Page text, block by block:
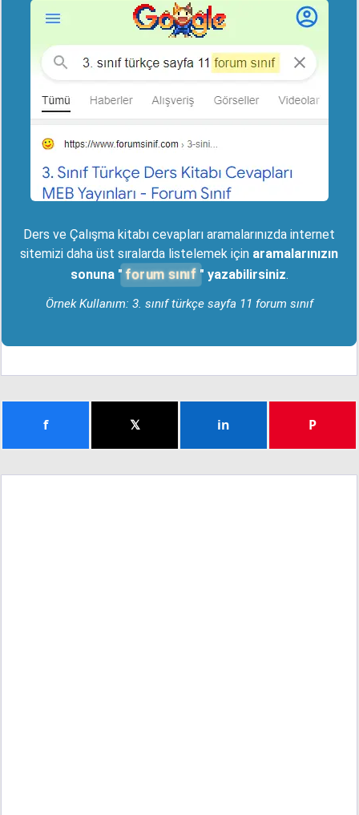
Ders ve Çalışma kitabı cevapları aramalarınızda internet
sitemizi daha üst sıralarda listelemek için aramalarınızın
sonuna " forum sınıf " yazabilirsiniz.
Örnek Kullanım: 3. sınıf türkçe sayfa 11 forum sınıf
f 𝕏 in P